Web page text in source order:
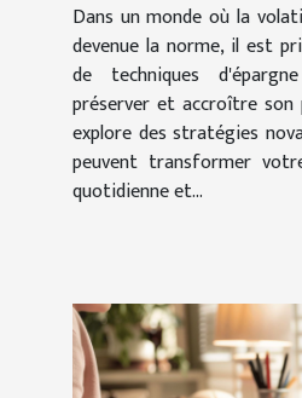
Dans un monde où la
devenue la norme, il est
de techniques
préserver et accroître son
explore des stratégies
peuvent transformer
quotidienne et...